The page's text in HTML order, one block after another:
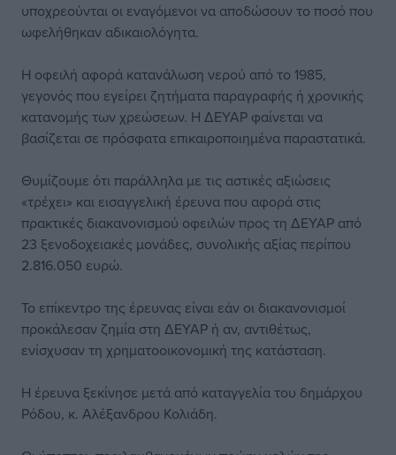
υποχρεούνται οι εναγόμενοι να αποδώσουν το ποσό που
ωφελήθηκαν αδικαιολόγητα.
Η οφειλή αφορά κατανάλωση νερού από το 1985,
γεγονός που εγείρει ζητήματα παραγραφής ή χρονικής
κατανομής των χρεώσεων. Η ΔΕΥΑΡ φαίνεται να
βασίζεται σε πρόσφατα επικαιροποιημένα παραστατικά.
Θυμίζουμε ότι παράλληλα με τις αστικές αξιώσεις
«τρέχει» και εισαγγελική έρευνα που αφορά στις
πρακτικές διακανονισμού οφειλών προς τη ΔΕΥΑΡ από
23 ξενοδοχειακές μονάδες, συνολικής αξίας περίπου
2.816.050 ευρώ.
Το επίκεντρο της έρευνας είναι εάν οι διακανονισμοί
προκάλεσαν ζημία στη ΔΕΥΑΡ ή αν, αντιθέτως,
ενίσχυσαν τη χρηματοοικονομική της κατάσταση.
Η έρευνα ξεκίνησε μετά από καταγγελία του δημάρχου
Ρόδου, κ. Αλέξανδρου Κολιάδη.